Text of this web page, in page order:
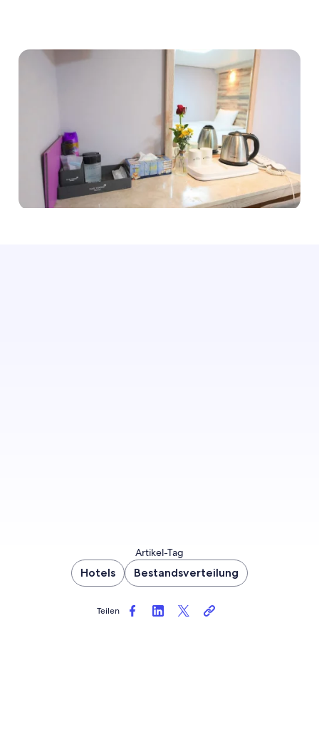
Artikel-Tag
Hotels Bestandsverteilung
Teilen